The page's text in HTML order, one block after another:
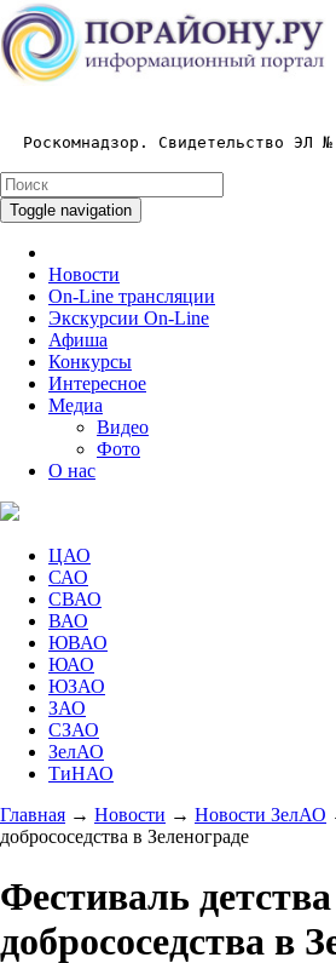
Роскомнадзор. Свидетельство ЭЛ
Toggle navigation
Новости
On-Line трансляции
Экскурсии On-Line
Афиша
Конкурсы
Интересное
Медиа
Видео
Фото
О нас
ЦАО
САО
СВАО
ВАО
ЮВАО
ЮАО
ЮЗАО
ЗАО
СЗАО
ЗелАО
ТиНАО
Главная → Новости → Новости ЗелАО
добрососедства в Зеленограде
Фестиваль
добрососедства в